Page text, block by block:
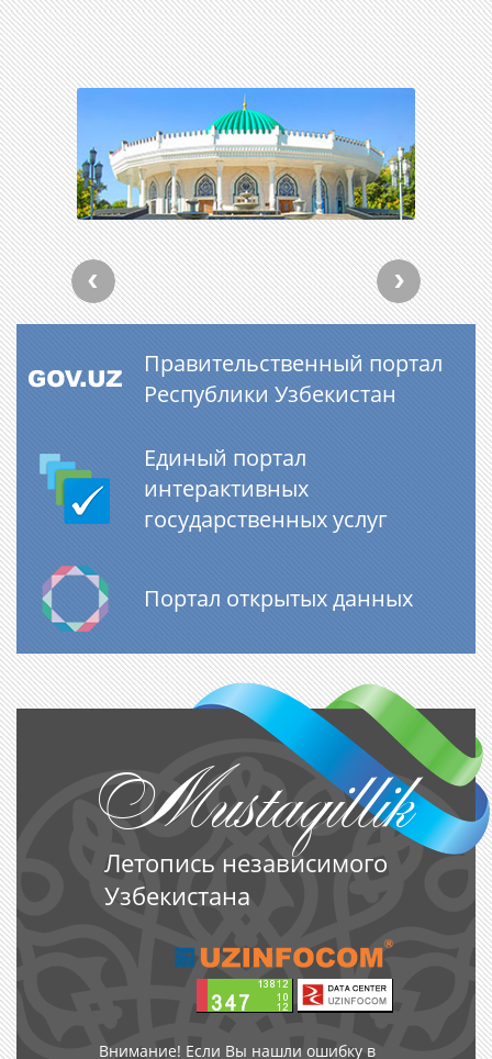
Правительственный портал
Республики Узбекистан
Единый портал
интерактивных
государственных услуг
Портал открытых данных
Mustaqillik
Летопись независимого
Узбекистана
Внимание! Если Вы нашли ошибку в